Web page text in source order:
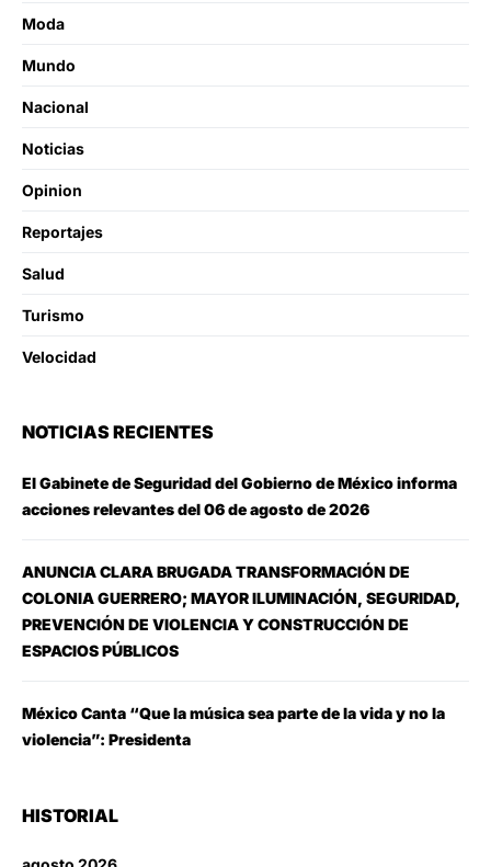
Moda
Mundo
Nacional
Noticias
Opinion
Reportajes
Salud
Turismo
Velocidad
NOTICIAS RECIENTES
El Gabinete de Seguridad del Gobierno de México informa
acciones relevantes del 06 de agosto de 2026
ANUNCIA CLARA BRUGADA TRANSFORMACIÓN DE
COLONIA GUERRERO; MAYOR ILUMINACIÓN, SEGURIDAD,
PREVENCIÓN DE VIOLENCIA Y CONSTRUCCIÓN DE
ESPACIOS PÚBLICOS
México Canta “Que la música sea parte de la vida y no la
violencia”: Presidenta
HISTORIAL